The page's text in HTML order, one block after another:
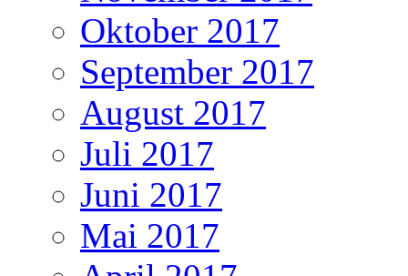
Oktober 2017
September 2017
August 2017
Juli 2017
Juni 2017
Mai 2017